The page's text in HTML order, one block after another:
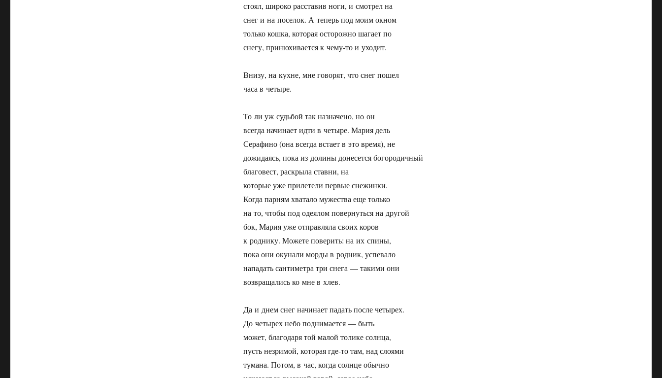
стоял, широко расставив ноги, и смотрел на
снег и на поселок. А теперь под моим окном
только кошка, которая осторожно шагает по
снегу, принюхивается к чему-то и уходит.
Внизу, на кухне, мне говорят, что снег пошел
часа в четыре.
То ли уж судьбой так назначено, но он
всегда начинает идти в четыре. Мария дель
Серафино (она всегда встает в это время), не
дожидаясь, пока из долины донесется богородичный
благовест, раскрыла ставни, на
которые уже прилетели первые снежинки.
Когда парням хватало мужества еще только
на то, чтобы под одеялом повернуться на другой
бок, Мария уже отправляла своих коров
к роднику. Можете поверить: на их спины,
пока они окунали морды в родник, успевало
напaдать сантиметра три снега — такими они
возвращались ко мне в хлев.
Да и днем снег начинает падать после четырех.
До четырех небо поднимается — быть
может, благодаря той малой толике солнца,
пусть незримой, которая где-то там, над слоями
тумана. Потом, в час, когда солнце обычно